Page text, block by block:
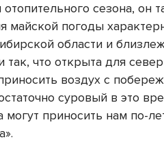
сезона, он
майской погоды
области и
так, что открыта для
воздух с
суровый в это
приносить нам по-